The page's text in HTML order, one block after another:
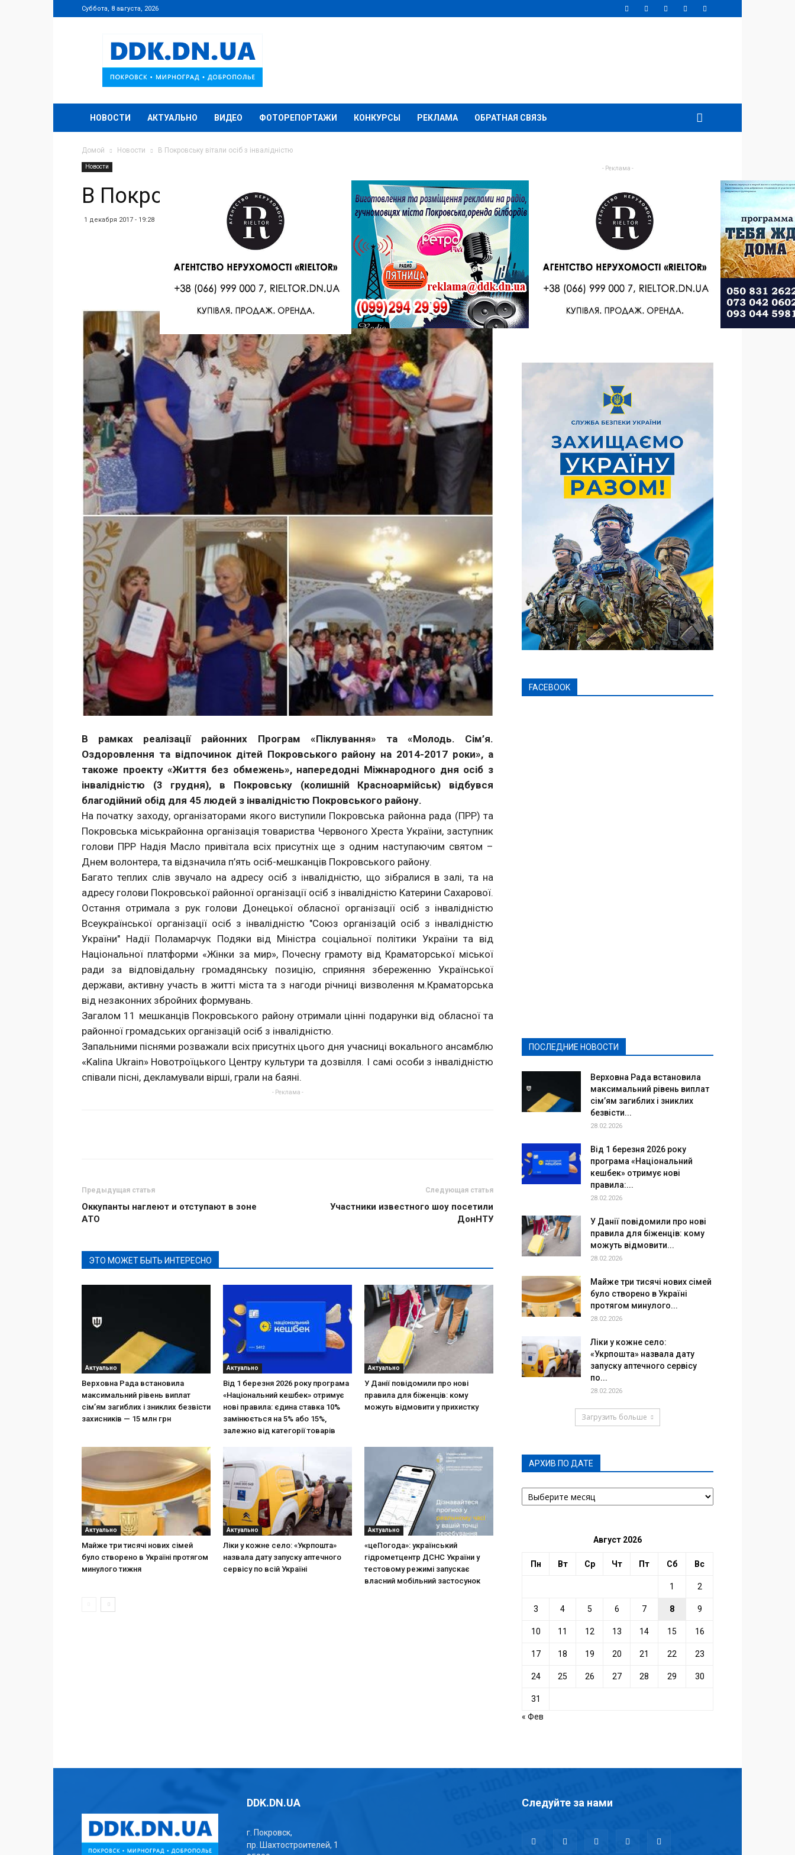
Суббота, 8 августа, 2026
DDK.DN.UA
НОВОСТИ АКТУАЛЬНО ВИДЕО ФОТОРЕПОРТАЖИ КОНКУРСЫ РЕКЛАМА ОБРАТНАЯ СВЯЗЬ
Домой Новости В Покровську вітали осіб з інвалідністю
Новости
В Покровську вітали осіб з інвалідністю
1 декабря 2017 - 19:28
Facebook Twitter Telegram
В рамках реалізації районних Програм «Піклування» та «Молодь. Сім’я.
Оздоровлення та відпочинок дітей Покровського району на 2014-2017 роки», а
такоже проекту «Життя без обмежень», напередодні Міжнародного дня осіб з
інвалідністю (3 грудня), в Покровську (колишній Красноармійськ) відбувся
благодійний обід для 45 людей з інвалідністю Покровського району.
На початку заходу, організаторами якого виступили Покровська районна рада (ПРР) та
Покровська міськрайонна організація товариства Червоного Хреста України, заступник
голови ПРР Надія Масло привітала всіх присутніх ще з одним наступаючим святом –
Днем волонтера, та відзначила п’ять осіб-мешканців Покровського району.
Багато теплих слів звучало на адресу осіб з інвалідністю, що зібралися в залі, та на
адресу голови Покровської районної організації осіб з інвалідністю Катерини Сахарової.
Остання отримала з рук голови Донецької обласної організації осіб з інвалідністю
Всеукраїнської організації осіб з інвалідністю "Союз організацій осіб з інвалідністю
України" Надії Поламарчук Подяки від Міністра соціальної політики України та від
Національної платформи «Жінки за мир», Почесну грамоту від Краматорської міської
ради за відповідальну громадянську позицію, сприяння збереженню Української
держави, активну участь в житті міста та з нагоди річниці визволення м.Краматорська
від незаконних збройних формувань.
Загалом 11 мешканців Покровського району отримали цінні подарунки від обласної та
районної громадських організацій осіб з інвалідністю.
Запальними піснями розважали всіх присутніх цього дня учасниці вокального ансамблю
«Kalina Ukrain» Новотроїцького Центру культури та дозвілля. І самі особи з інвалідністю
співали пісні, декламували вірші, грали на баяні.
- Реклама -
Предыдущая статья
Оккупанты наглеют и отступают в зоне
АТО
Следующая статья
Участники известного шоу посетили
ДонНТУ
ЭТО МОЖЕТ БЫТЬ ИНТЕРЕСНО
Актуально
Верховна Рада встановила
максимальний рівень виплат
сім’ям загиблих і зниклих безвісти
захисників — 15 млн грн
Актуально
Від 1 березня 2026 року програма
«Національний кешбек» отримує
нові правила: єдина ставка 10%
замінюється на 5% або 15%,
залежно від категорії товарів
Актуально
У Данії повідомили про нові
правила для біженців: кому
можуть відмовити у прихистку
Актуально
Майже три тисячі нових сімей
було створено в Україні протягом
минулого тижня
Актуально
Ліки у кожне село: «Укрпошта»
назвала дату запуску аптечного
сервісу по всій Україні
Актуально
«цеПогода»: український
гідрометцентр ДСНС України у
тестовому режимі запускає
власний мобільний застосунок
- Реклама -
FACEBOOK
ПОСЛЕДНИЕ НОВОСТИ
Верховна Рада встановила
максимальний рівень виплат
сім’ям загиблих і зниклих
безвісти...
28.02.2026
Від 1 березня 2026 року
програма «Національний
кешбек» отримує нові
правила:...
28.02.2026
У Данії повідомили про нові
правила для біженців: кому
можуть відмовити...
28.02.2026
Майже три тисячі нових сімей
було створено в Україні
протягом минулого...
28.02.2026
Ліки у кожне село:
«Укрпошта» назвала дату
запуску аптечного сервісу
по...
28.02.2026
Загрузить больше
АРХИВ ПО ДАТЕ
АРХИВ
ПО
Август 2026
Пн Вт Ср Чт Пт Сб Вс
1 2
3 4 5 6 7 8 9
10 11 12 13 14 15 16
17 18 19 20 21 22 23
24 25 26 27 28 29 30
31
« Фев
DDK.DN.UA
г. Покровск,
пр. Шахтостроителей, 1
Следуйте за нами